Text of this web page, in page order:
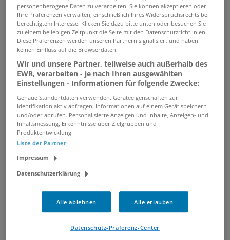
03.08.2026 /Centershop Korn Vertriebs Gmbh
& Co. Kg/ Wittlich, Betzdorf, Waldbrunn (PLZ
69429), Neuerburg, Viersen
Verkäufer / Kundenberater / Sales
Associate (m/w/d) für Dyson im
Einzelhandel
26.07.2026 /Dyson GmbH'/ Dresden, Krefeld,
Ludwigshafen am Rhein, München, Rosenheim
Kundenberater im
Edelmetallhandel / Mitarbeiter
Kasse (w/m/d)
Magdeburg, Düsseldorf, Erfurt
Stellvertretender Marktleiter
personenbezogene Daten zu verarbeiten. Sie können akzeptieren oder
Ihre Präferenzen verwalten, einschließlich Ihres Widerspruchsrechts bei
berechtigtem Interesse. Klicken Sie dazu bitte unten oder besuchen Sie
zu einem beliebigen Zeitpunkt die Seite mit den Datenschutzrichtlinien.
Diese Präferenzen werden unseren Partnern signalisiert und haben
keinen Einfluss auf die Browserdaten.
Wir und unsere Partner, teilweise auch außerhalb des
EWR, verarbeiten - je nach Ihren ausgewählten
Einstellungen - Informationen für folgende Zwecke:
Genaue Standortdaten verwenden. Geräteeigenschaften zur
Identifikation aktiv abfragen. Informationen auf einem Gerät speichern
und/oder abrufen. Personalisierte Anzeigen und Inhalte, Anzeigen- und
Inhaltsmessung, Erkenntnisse über Zielgruppen und
Produktentwicklung.
Liste der Partner
Impressum
Datenschutzerklärung
Alle ablehnen Alle erlauben
Datenschutz-Präferenz-Center